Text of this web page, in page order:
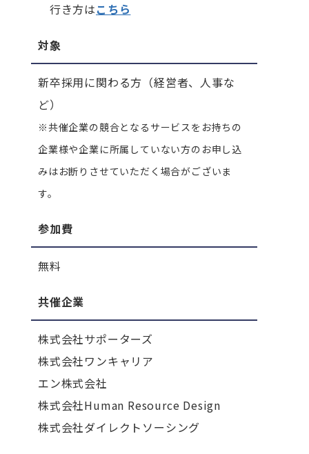
行き方はこちら
対象
新卒採用に関わる方（経営者、人事な
ど）
※共催企業の競合となるサービスをお持ちの
企業様や企業に所属していない方のお申し込
みはお断りさせていただく場合がございま
す。
参加費
無料
共催企業
株式会社サポーターズ
株式会社ワンキャリア
エン株式会社
株式会社Human Resource Design
株式会社ダイレクトソーシング